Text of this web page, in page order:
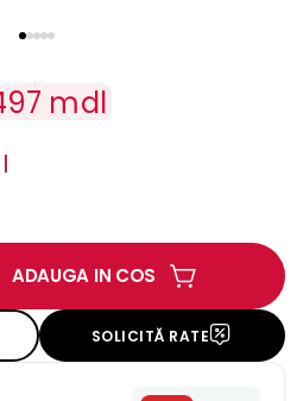
mdl
ADAUGA IN COS
SOLICITĂ RATE